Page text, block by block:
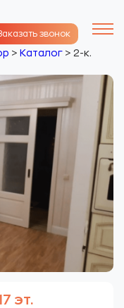
звонок
> Каталог > 2-к.
эт.